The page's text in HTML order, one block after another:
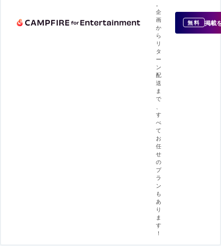
企
画
か
ら
リ
タ
ー
ン
配
送
ま
で
す
べ
て
お
任
せ
の
プ
ラ
ン
も
あ
り
ま
す
！
無料 掲載